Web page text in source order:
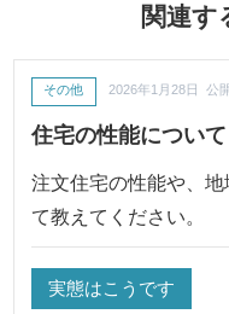
関連す
住宅の性能について
その他 2026年1月28日 公開
注文住宅の性能や、
て教えてください。
実態はこうです